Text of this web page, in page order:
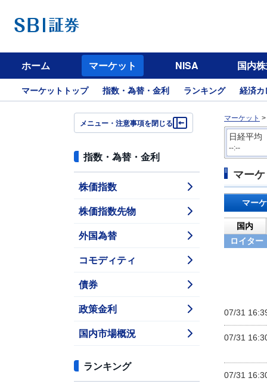
ホーム マーケット NISA 国内
マーケットトップ 指数・為替・金利 ランキング 経済
メニュー・注意事項を閉じる
指数・為替・金利
株価指数
株価指数先物
外国為替
コモディティ
債券
政策金利
国内市場概況
ランキング
マーケット >
日経平均
--:--
マー
マー
国内
ロイター
07/31
07/31
07/31